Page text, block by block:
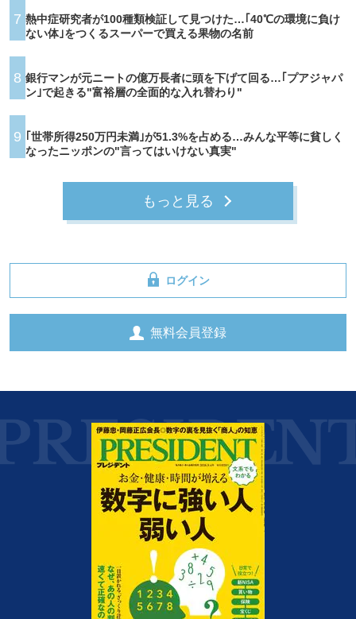
7 熱中症研究者が100種類検証して見つけた…｢40℃の環境に負け
ない体｣をつくるスーパーで買える果物の名前
8 銀行マンが元ニートの億万長者に頭を下げて回る…｢プアジャパ
ン｣で起きる"富裕層の全面的な入れ替わり"
9
｢世帯所得250万円未満｣が51.3%を占める…みんな平等に貧しく
なったニッポンの"言ってはいけない真実"
もっと見る
ログイン
無料会員登録